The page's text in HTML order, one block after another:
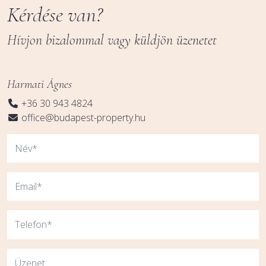
Kérdése van?
Hívjon bizalommal vagy küldjön üzenetet
Harmati Ágnes
+36 30 943 4824
office@budapest-property.hu